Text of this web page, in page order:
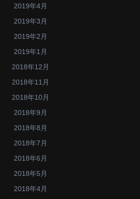
2019年4月
2019年3月
2019年2月
2019年1月
2018年12月
2018年11月
2018年10月
2018年9月
2018年8月
2018年7月
2018年6月
2018年5月
2018年4月